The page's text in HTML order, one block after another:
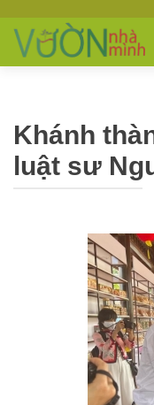
Khánh
luật sư